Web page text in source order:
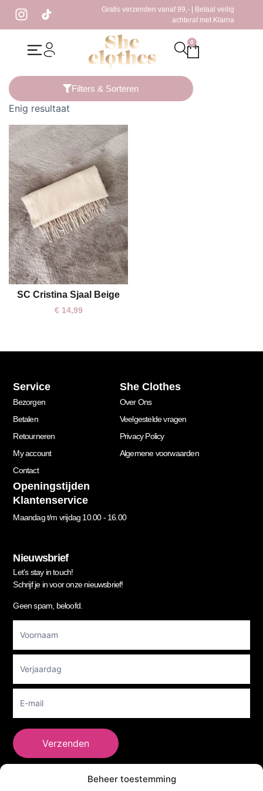
Beheer toestemming
Gratis verzenden vanaf 99,- | Betaal veilig
achteraf met Klarna
0
/ Producten getagged “winter sjaal”
Filters & Sorteren
Enig resultaat
One size
SC Cristina Sjaal Beige
€14,99
Service
Bezorgen
Betalen
Retourneren
My account
Contact
She Clothes
Over Ons
Veelgestelde vragen
Privacy Policy
Algemene voorwaarden
Openingstijden
Klantenservice
Maandag t/m vrijdag 10.00 - 16.00
Nieuwsbrief
Let’s stay in touch!
Schrijf je in voor onze nieuwsbrief!
Geen spam, beloofd.
Newsletter
Verzenden